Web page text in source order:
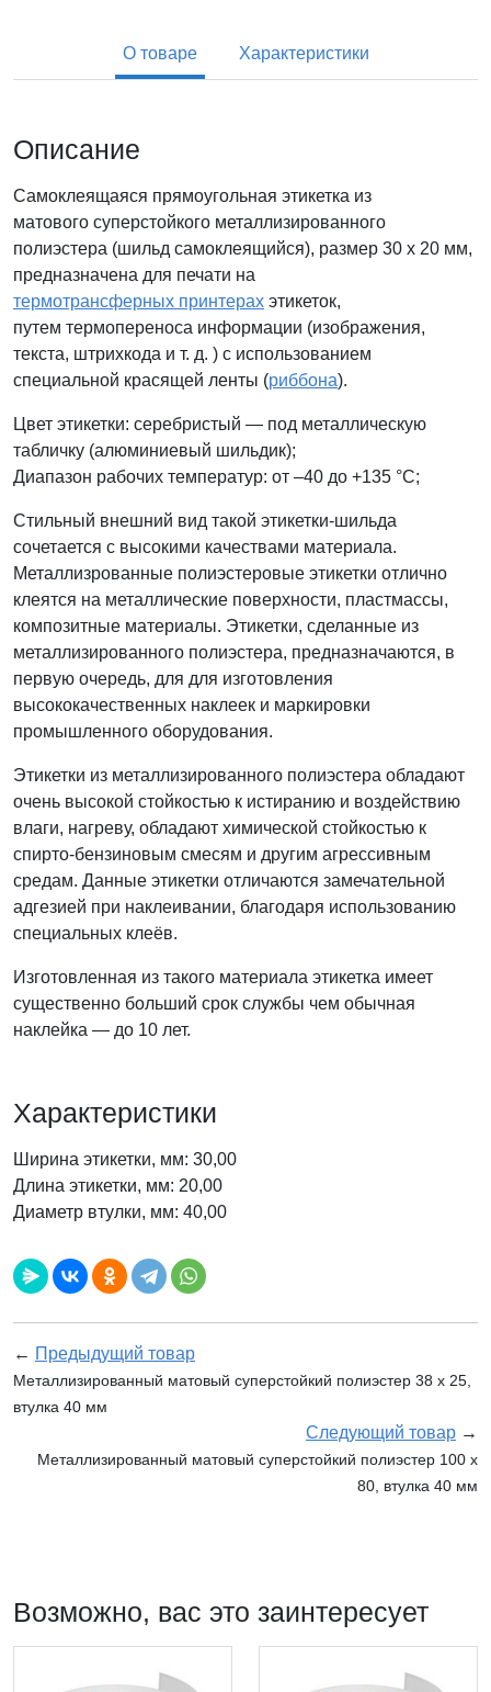
О товаре Характеристики
Описание
Самоклеящаяся прямоугольная этикетка из
матового суперстойкого металлизированного
полиэстера (шильд самоклеящийся), размер 30 x 20 мм,
предназначена для печати на
термотрансферных принтерах этикеток,
путем термопереноса информации (изображения,
текста, штрихкода и т. д. ) с использованием
специальной красящей ленты (риббона).
Цвет этикетки: серебристый — под металлическую
табличку (алюминиевый шильдик);
Диапазон рабочих температур: от –40 до +135 °С;
Стильный внешний вид такой этикетки-шильда
сочетается с высокими качествами материала.
Металлизрованные полиэстеровые этикетки отлично
клеятся на металлические поверхности, пластмассы,
композитные материалы. Этикетки, сделанные из
металлизированного полиэстера, предназначаются, в
первую очередь, для для изготовления
высококачественных наклеек и маркировки
промышленного оборудования.
Этикетки из металлизированного полиэстера обладают
очень высокой стойкостью к истиранию и воздействию
влаги, нагреву, обладают химической стойкостью к
спирто-бензиновым смесям и другим агрессивным
средам. Данные этикетки отличаются замечательной
адгезией при наклеивании, благодаря использованию
специальных клеёв.
Изготовленная из такого материала этикетка имеет
существенно больший срок службы чем обычная
наклейка — до 10 лет.
Характеристики
Ширина этикетки, мм: 30,00
Длина этикетки, мм: 20,00
Диаметр втулки, мм: 40,00
← Предыдущий товар
Металлизированный матовый суперстойкий полиэстер 38 x 25,
втулка 40 мм
Следующий товар →
Металлизированный матовый суперстойкий полиэстер 100 x
80, втулка 40 мм
Возможно, вас это заинтересует